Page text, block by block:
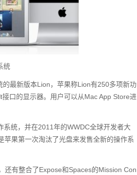
统
最新版本Lion，苹果称Lion有250多项新功
口的显示器。用户可以从Mac App Store进
系统，并在2011年的WWDC全球开发者大
果第一次淘汰了光盘来发售全新的操作系
还有整合了Expose和Spaces的Mission Con